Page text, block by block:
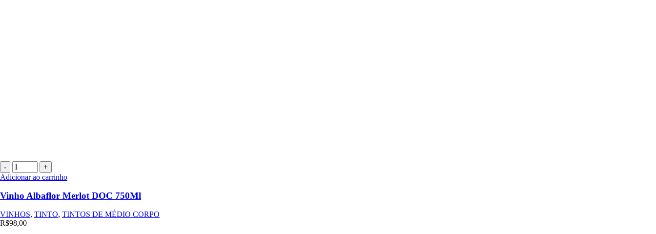
Vinho
Albaflor
Merlot
DOC
750Ml
Adicionar ao carrinho
Vinho Albaflor Merlot DOC 750Ml
VINHOS, TINTO, TINTOS DE MÉDIO CORPO
R$98,00